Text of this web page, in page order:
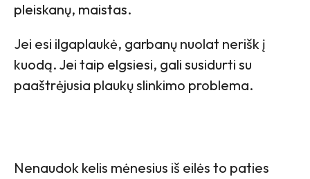
pleiskanų, maistas.
Jei esi ilgaplaukė, garbanų nuolat nerišk į
kuodą. Jei taip elgsiesi, gali susidurti su
paaštrėjusia plaukų slinkimo problema.
Nenaudok kelis mėnesius iš eilės to paties